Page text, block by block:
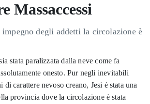
Massaccessi
impegno degli addetti la circolazione è
stata paralizzata dalla neve come fa
onesto. Pur negli inevitabili
di carattere nevoso creano, Jesi è stata una
provincia dove la circolazione è stata